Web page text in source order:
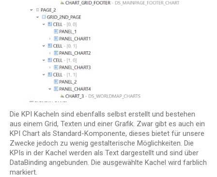
Die KPI Kacheln sind ebenfalls selbst erstellt und bestehen
aus einem Grid, Texten und einer Grafik. Zwar gibt es auch ein
KPI Chart als Standard-Komponente, dieses bietet für unsere
Zwecke jedoch zu wenig gestalterische Möglichkeiten. Die
KPIs in der Kachel werden als Text dargestellt und sind über
DataBinding angebunden. Die ausgewählte Kachel wird farblich
markiert.